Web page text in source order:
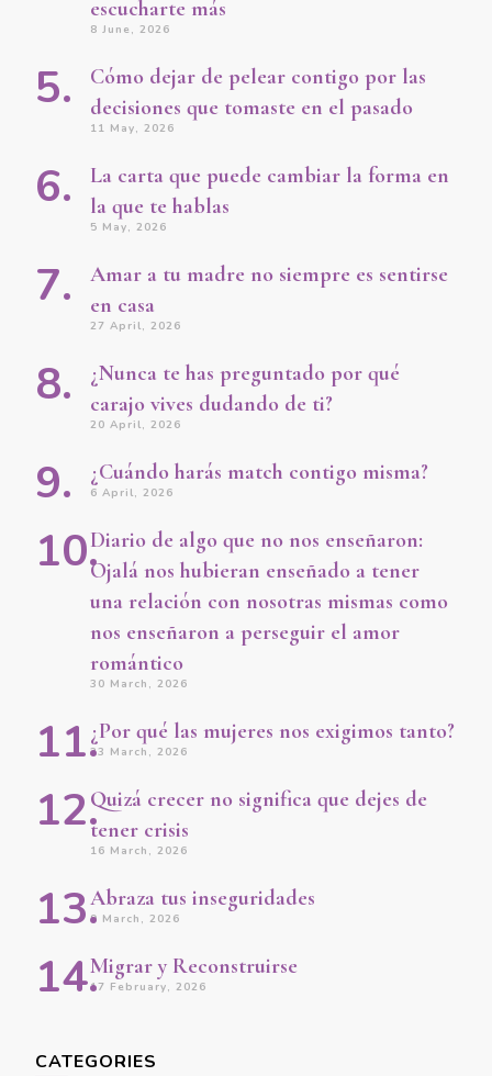
escucharte más
8 June, 2026
Cómo dejar de pelear contigo por las
decisiones que tomaste en el pasado
11 May, 2026
La carta que puede cambiar la forma en
la que te hablas
5 May, 2026
Amar a tu madre no siempre es sentirse
en casa
27 April, 2026
¿Nunca te has preguntado por qué
carajo vives dudando de ti?
20 April, 2026
¿Cuándo harás match contigo misma?
6 April, 2026
Diario de algo que no nos enseñaron:
Ojalá nos hubieran enseñado a tener
una relación con nosotras mismas como
nos enseñaron a perseguir el amor
romántico
30 March, 2026
¿Por qué las mujeres nos exigimos tanto?
23 March, 2026
Quizá crecer no significa que dejes de
tener crisis
16 March, 2026
Abraza tus inseguridades
9 March, 2026
Migrar y Reconstruirse
17 February, 2026
CATEGORIES